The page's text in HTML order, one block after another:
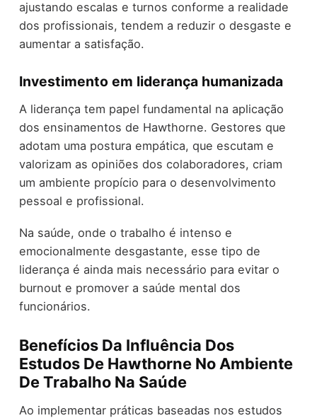
ajustando escalas e turnos conforme a realidade
dos profissionais, tendem a reduzir o desgaste e
aumentar a satisfação.
Investimento em liderança humanizada
A liderança tem papel fundamental na aplicação
dos ensinamentos de Hawthorne. Gestores que
adotam uma postura empática, que escutam e
valorizam as opiniões dos colaboradores, criam
um ambiente propício para o desenvolvimento
pessoal e profissional.
Na saúde, onde o trabalho é intenso e
emocionalmente desgastante, esse tipo de
liderança é ainda mais necessário para evitar o
burnout e promover a saúde mental dos
funcionários.
Benefícios Da Influência Dos
Estudos De Hawthorne No Ambiente
De Trabalho Na Saúde
Ao implementar práticas baseadas nos estudos